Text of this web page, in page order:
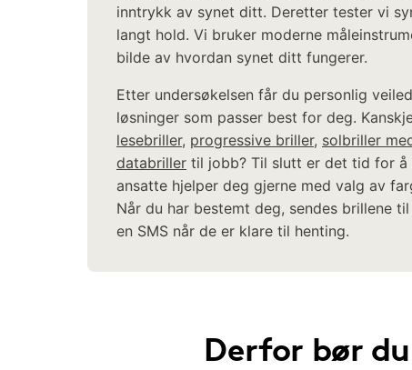
inntrykk av synet ditt. Deretter tester vi
langt hold. Vi bruker moderne
bilde av hvordan synet ditt fungerer.
Etter undersøkelsen får du personlig
løsninger som passer best for deg.
lesebriller, progressive briller, solbriller
databriller til jobb? Til slutt er det tid for å
ansatte hjelper deg gjerne med valg av
Når du har bestemt deg, sendes brillene
en SMS når de er klare til henting.
Derfor bør